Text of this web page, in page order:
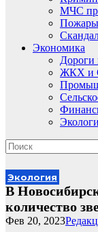
МЧС
Пожары
Экономика
Дороги
ЖКХ и
Экология
В
количество
Фев 20, 2023